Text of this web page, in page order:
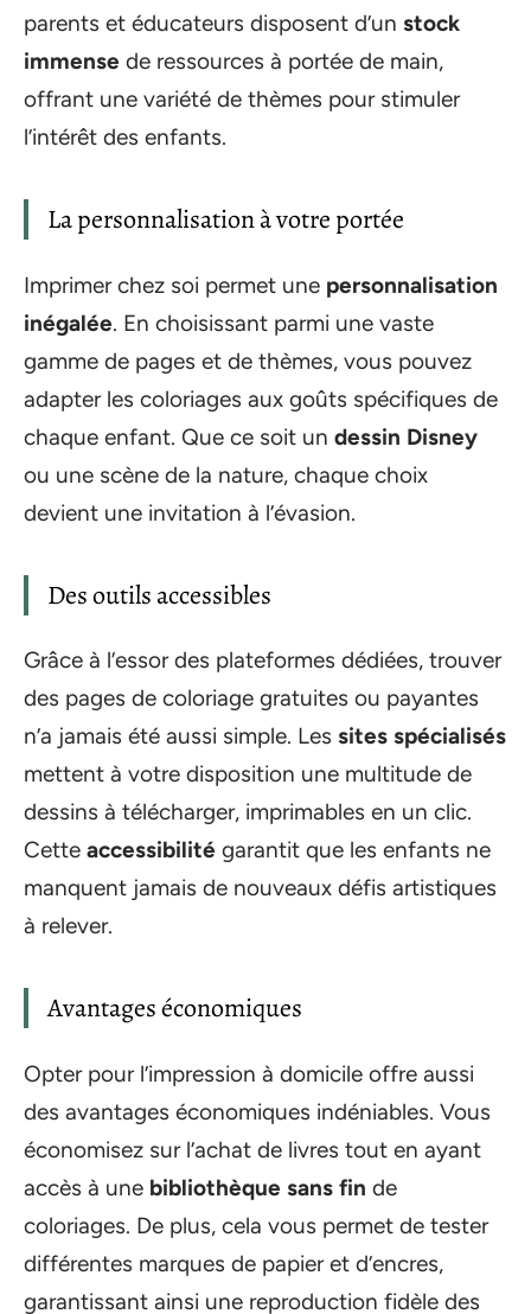
parents et éducateurs disposent d’un stock
immense de ressources à portée de main,
offrant une variété de thèmes pour stimuler
l’intérêt des enfants.
La personnalisation à votre portée
Imprimer chez soi permet une personnalisation
inégalée. En choisissant parmi une vaste
gamme de pages et de thèmes, vous pouvez
adapter les coloriages aux goûts spécifiques de
chaque enfant. Que ce soit un dessin Disney
ou une scène de la nature, chaque choix
devient une invitation à l’évasion.
Des outils accessibles
Grâce à l’essor des plateformes dédiées, trouver
des pages de coloriage gratuites ou payantes
n’a jamais été aussi simple. Les sites spécialisés
mettent à votre disposition une multitude de
dessins à télécharger, imprimables en un clic.
Cette accessibilité garantit que les enfants ne
manquent jamais de nouveaux défis artistiques
à relever.
Avantages économiques
Opter pour l’impression à domicile offre aussi
des avantages économiques indéniables. Vous
économisez sur l’achat de livres tout en ayant
accès à une bibliothèque sans fin de
coloriages. De plus, cela vous permet de tester
différentes marques de papier et d’encres,
garantissant ainsi une reproduction fidèle des